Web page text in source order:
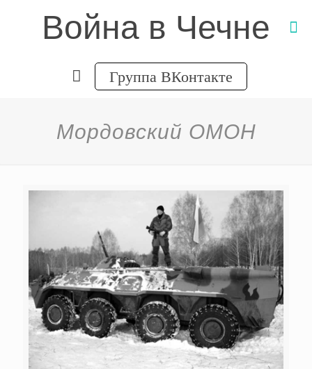
Война в Чечне
Группа ВКонтакте
Мордовский ОМОН